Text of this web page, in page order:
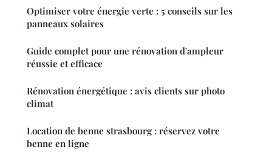
Optimiser votre énergie verte : 5 conseils sur les
panneaux solaires
Guide complet pour une rénovation d'ampleur
réussie et efficace
Rénovation énergétique : avis clients sur photo
climat
Location de benne strasbourg : réservez votre
benne en ligne